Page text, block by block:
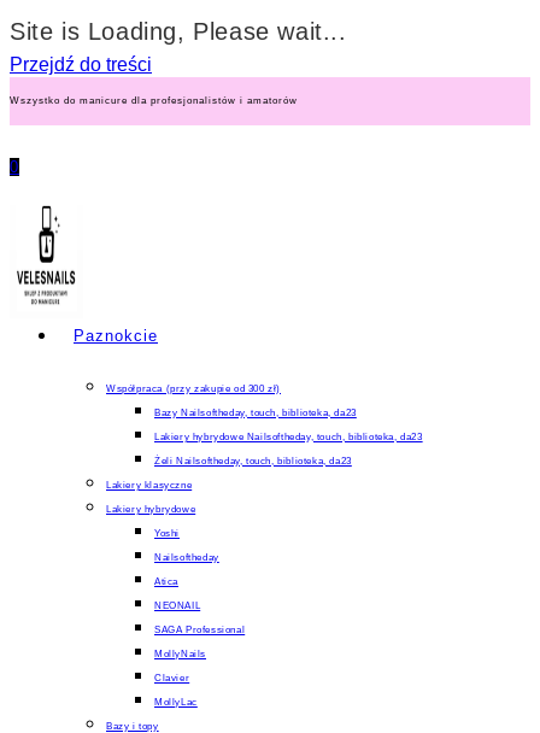
Site is Loading, Please wait...
Przejdź do treści
Wszystko do manicure dla profesjonalistów i amatorów
0
Paznokcie
Współpraca (przy zakupie od 300 zł)
Bazy Nailsoftheday, touch, biblioteka, da23
Lakiery hybrydowe Nailsoftheday, touch, biblioteka, da23
Żeli Nailsoftheday, touch, biblioteka, da23
Lakiery klasyczne
Lakiery hybrydowe
Yoshi
Nailsoftheday
Atica
NEONAIL
SAGA Professional
MollyNails
Clavier
MollyLac
Bazy i topy